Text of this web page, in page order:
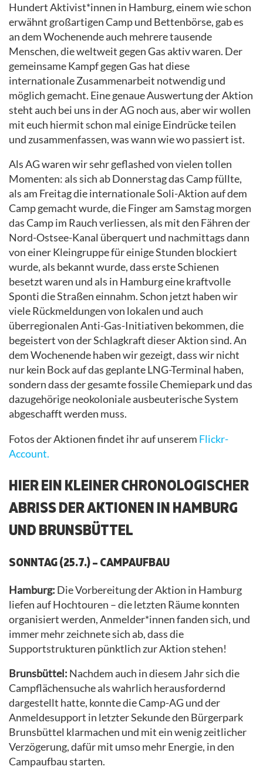
Hundert Aktivist*innen in Hamburg, einem wie schon
erwähnt großartigen Camp und Bettenbörse, gab es
an dem Wochenende auch mehrere tausende
Menschen, die weltweit gegen Gas aktiv waren. Der
gemeinsame Kampf gegen Gas hat diese
internationale Zusammenarbeit notwendig und
möglich gemacht. Eine genaue Auswertung der Aktion
steht auch bei uns in der AG noch aus, aber wir wollen
mit euch hiermit schon mal einige Eindrücke teilen
und zusammenfassen, was wann wie wo passiert ist.
Als AG waren wir sehr geflashed von vielen tollen
Momenten: als sich ab Donnerstag das Camp füllte,
als am Freitag die internationale Soli-Aktion auf dem
Camp gemacht wurde, die Finger am Samstag morgen
das Camp im Rauch verliessen, als mit den Fähren der
Nord-Ostsee-Kanal überquert und nachmittags dann
von einer Kleingruppe für einige Stunden blockiert
wurde, als bekannt wurde, dass erste Schienen
besetzt waren und als in Hamburg eine kraftvolle
Sponti die Straßen einnahm. Schon jetzt haben wir
viele Rückmeldungen von lokalen und auch
überregionalen Anti-Gas-Initiativen bekommen, die
begeistert von der Schlagkraft dieser Aktion sind. An
dem Wochenende haben wir gezeigt, dass wir nicht
nur kein Bock auf das geplante LNG-Terminal haben,
sondern dass der gesamte fossile Chemiepark und das
dazugehörige neokoloniale ausbeuterische System
abgeschafft werden muss.
Fotos der Aktionen findet ihr auf unserem Flickr-
Account.
HIER EIN KLEINER CHRONOLOGISCHER
ABRISS DER AKTIONEN IN HAMBURG
UND BRUNSBÜTTEL
SONNTAG (25.7.) – CAMPAUFBAU
Hamburg: Die Vorbereitung der Aktion in Hamburg
liefen auf Hochtouren – die letzten Räume konnten
organisiert werden, Anmelder*innen fanden sich, und
immer mehr zeichnete sich ab, dass die
Supportstrukturen pünktlich zur Aktion stehen!
Brunsbüttel: Nachdem auch in diesem Jahr sich die
Campflächensuche als wahrlich herausfordernd
dargestellt hatte, konnte die Camp-AG und der
Anmeldesupport in letzter Sekunde den Bürgerpark
Brunsbüttel klarmachen und mit ein wenig zeitlicher
Verzögerung, dafür mit umso mehr Energie, in den
Campaufbau starten.